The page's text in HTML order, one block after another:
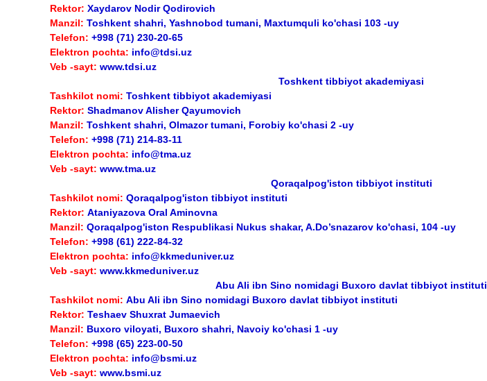
Rektor: Xaydarov Nodir Qodirovich
Manzil: Toshkent shahri, Yashnobod tumani, Maxtumquli ko'chasi 103 -uy
Telefon: +998 (71) 230-20-65
Elektron pochta: info@tdsi.uz
Veb -sayt: www.tdsi.uz
Toshkent tibbiyot akademiyasi
Tashkilot nomi: Toshkent tibbiyot akademiyasi
Rektor:Shadmanov Alisher Qayumovich
Manzil: Toshkent shahri, Olmazor tumani, Forobiy ko'chasi 2 -uy
Telefon: +998 (71) 214-83-11
Elektron pochta: info@tma.uz
Veb -sayt: www.tma.uz
Qoraqalpog'iston tibbiyot instituti
Tashkilot nomi: Qoraqalpog'iston tibbiyot instituti
Rektor:Ataniyazova Oral Aminovna
Manzil: Qoraqalpog'iston Respublikasi Nukus shakar, A.Do’snazarov ko'chasi, 104 -uy
Telefon:+998 (61) 222-84-32
Elektron pochta: info@kkmeduniver.uz
Veb -sayt: www.kkmeduniver.uz
Abu Ali ibn Sino nomidagi Buxoro davlat tibbiyot instituti
Tashkilot nomi:Abu Ali ibn Sino nomidagi Buxoro davlat tibbiyot instituti
Rektor: Teshaev Shuxrat Jumaevich
Manzil: Buxoro viloyati, Buxoro shahri, Navoiy ko'chasi 1 -uy
Telefon: +998 (65) 223-00-50
Elektron pochta: info@bsmi.uz
Veb -sayt: www.bsmi.uz